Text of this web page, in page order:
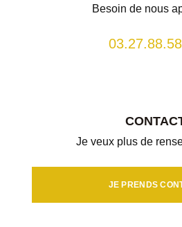
Besoin de nous
Je veux plus de
JE PRENDS